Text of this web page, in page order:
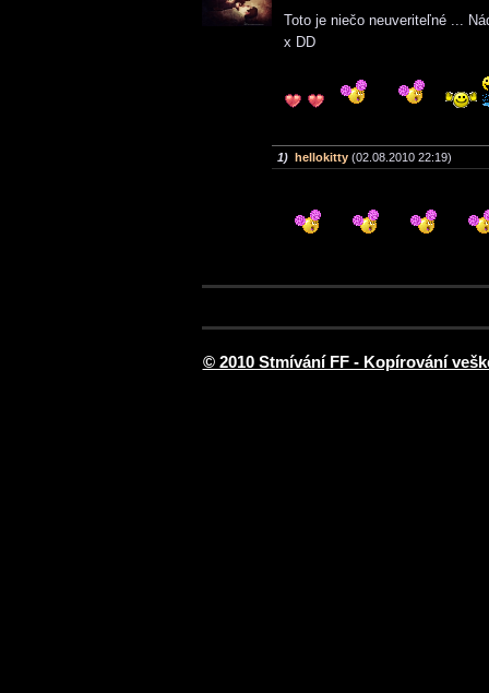
Toto je niečo neuveriteľné ...
x DD
1) hellokitty (02.08.2010 22:19)
© 2010 Stmívání FF - Kopírování